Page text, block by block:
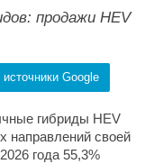
продажи HEV
Google
гибриды HEV
направлений своей
года 55,3%